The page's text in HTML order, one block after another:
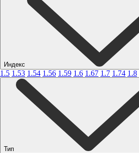
Индекс
1.5 1.53 1.54 1.56 1.59 1.6 1.67 1.7 1.74 1.8
Тип